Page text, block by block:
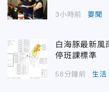
3小時前 要聞
白海豚最新
停班課標準
58分鐘前 生活